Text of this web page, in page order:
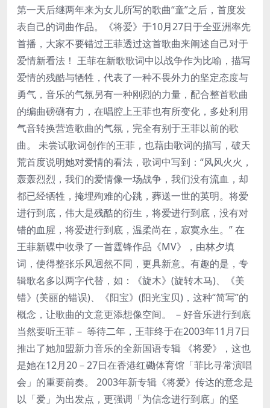
第一天后继两年来为女儿所写的歌曲“童”之后，首度发
表自己的词曲作品。《将爱》于10月27日于全亚洲率先
首播，大家不要错过王菲透过这首歌曲来阐述自己对于
爱情新看法！ 王菲在新歌歌词中以战争作为比喻，描写
爱情的残酷与牺牲，代表了一种不畏外力的坚定态度与
勇气，音乐的气氛另有一种刚烈的力量，配合整首歌曲
的编曲磅礴有力，在唱腔上王菲也有所变化，多处利用
气音转换营造歌曲的气氛，完全有别于王菲以前的歌
曲。 未尝试歌词创作的王菲，也藉由歌词的描写，破天
荒首度说明她对爱情的看法，歌词中写到：“风风火火，
轰轰烈烈，我们的爱情像一场战争，我们没有流血，却
都已经牺牲，掩埋殉难的心跳，葬送一世的英明。将爱
进行到底，伟大是残酷的衍生，将爱进行到底，没有对
错的血腥，将爱进行到底，温柔尚在，寂寞永生。” 在
王菲新碟中收录了一首霆锋作品《MV》，由林夕填
词，使得整张乐风迥然不同，更具新意。有趣的是，专
辑歌名多以两字代替，如：《旋木》(旋转木马)、《美
错》(美丽的错误)、《阳宝》(阳光宝贝)，这种“简写”的
概念，让歌曲的文意更添想像空间。 －好音乐进行到底
当然要听王菲－ 等待二年，王菲终于在2003年11月7日
推出了她加盟新力音乐的全新国语专辑 《将爱》，这也
是她在12月20－27日在香港红磡体育馆「菲比寻常演唱
会」的重要前奏。 2003年新专辑《将爱》传达的意念是
以「爱」为出发点，更强调「为信念进行到底」的坚